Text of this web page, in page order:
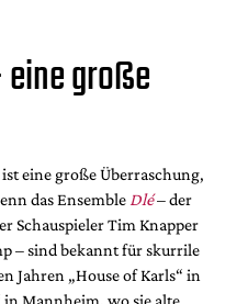
eine große
eine große Überraschung,
das Ensemble Dlé– der
Schauspieler Tim Knapper
– sind bekannt für skurrile
Jahren „House of Karls“ in
in Mannheim, wo sie alte